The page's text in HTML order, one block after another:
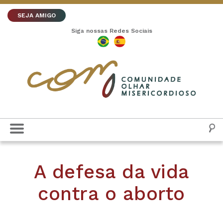
SEJA AMIGO
Siga nossas Redes Sociais
A defesa da vida
contra o aborto